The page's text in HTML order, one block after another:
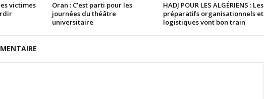
victimes
Oran : C’est parti pour les
journées du théâtre
universitaire
HADJ POUR LES ALGÉRIENS : Les
préparatifs organisationnels et
logistiques vont bon train